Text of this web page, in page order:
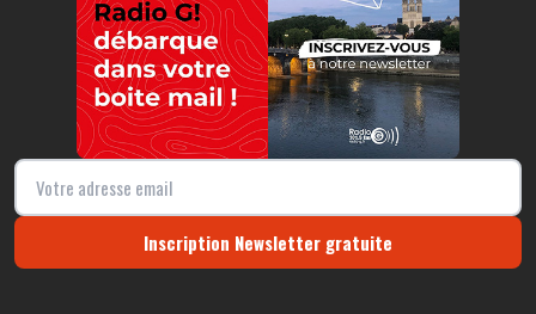
Inscription Newsletter gratuite